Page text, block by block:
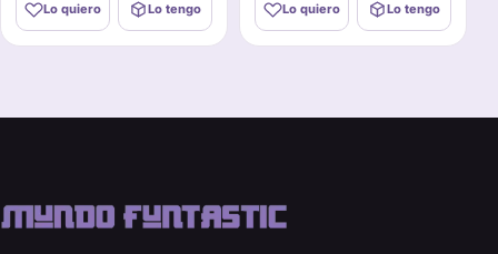
Lo quiero Lo tengo Lo quiero Lo tengo